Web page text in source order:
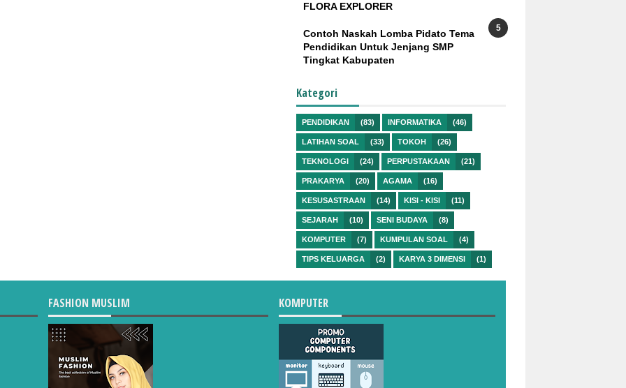
FLORA EXPLORER
Contoh Naskah Lomba Pidato Tema
Pendidikan Untuk Jenjang SMP
Tingkat Kabupaten
Kategori
PENDIDIKAN (83) INFORMATIKA (46)
LATIHAN SOAL (33) TOKOH (26)
TEKNOLOGI (24) PERPUSTAKAAN (21)
PRAKARYA (20) AGAMA (16)
KESUSASTRAAN (14) KISI - KISI (11)
SEJARAH (10) SENI BUDAYA (8)
KOMPUTER (7) KUMPULAN SOAL (4)
TIPS KELUARGA (2) KARYA 3 DIMENSI (1)
FASHION MUSLIM KOMPUTER